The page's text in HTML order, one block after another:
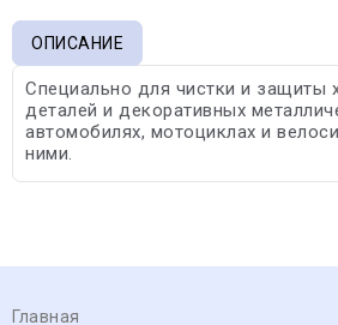
ОПИСАНИЕ
Специально для чистки и защиты
деталей и декоративных
автомобилях, мотоциклах и
ними.
Главная